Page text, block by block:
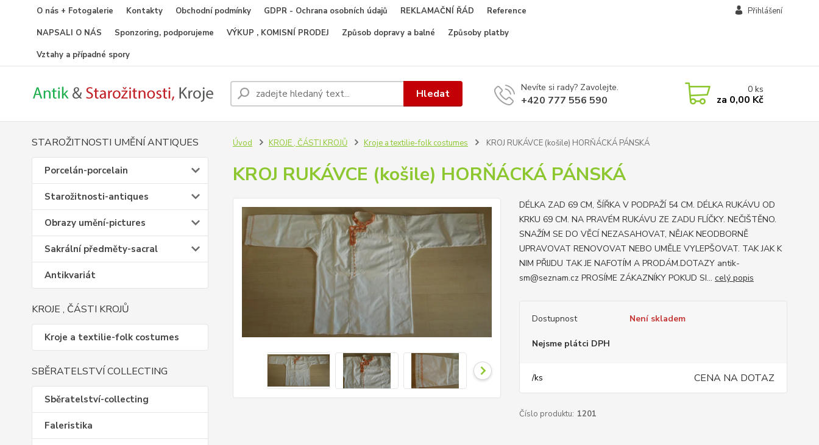
O nás + Fotogalerie Kontakty Obchodní podmínky GDPR - Ochrana osobních údajů REKLAMAČNÍ ŘÁD
Reference
NAPSALI O NÁS
Sponzoring, podporujeme VÝKUP , KOMISNÍ PRODEJ Způsob dopravy a balné
Způsoby platby
Vztahy a případné spory
Přihlášení
Hledat Nevíte si rady? Zavolejte.
+420 777 556 590
0ks
za 0,00 Kč
STAROŽITNOSTI UMĚNÍ ANTIQUES
Porcelán-porcelain
Starožitnosti-antiques
Obrazy umění-pictures
Sakrální předměty-sacral
Antikvariát
KROJE , ČÁSTI KROJŮ
Kroje a textilie-folk costumes
SBĚRATELSTVÍ COLLECTING
Sběratelství-collecting
Faleristika
Úvod KROJE , ČÁSTI KROJŮ Kroje a textilie-folk costumes KROJ RUKÁVCE (košile) HORŇÁCKÁ PÁNSKÁ
KROJ RUKÁVCE (košile) HORŇÁCKÁ PÁNSKÁ
DÉLKA ZAD 69 CM, ŠÍŘKA V PODPAŽÍ 54 CM. DÉLKA RUKÁVU OD
KRKU 69 CM. NA PRAVÉM RUKÁVU ZE ZADU FLÍČKY. NEČIŠTĚNO.
SNAŽÍM SE DO VĚCÍ NEZASAHOVAT, NĚJAK NEODBORNĚ
UPRAVOVAT RENOVOVAT NEBO UMĚLE VYLEPŠOVAT. TAK JAK K
NIM PŘIJDU TAK JE NAFOTÍM A PRODÁM.DOTAZY antik-
sm@seznam.cz PROSÍME ZÁKAZNÍKY POKUD SI... celý popis
Dostupnost Není skladem
Nejsme plátci DPH
/ks CENA NA DOTAZ
Číslo produktu: 1201